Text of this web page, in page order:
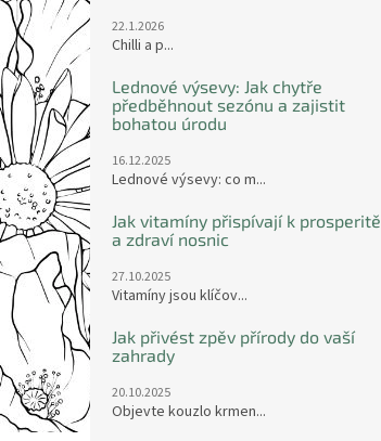
22.1.2026
Chilli a p...
Lednové výsevy: Jak chytře
předběhnout sezónu a zajistit
bohatou úrodu
16.12.2025
Lednové výsevy: co m...
Jak vitamíny přispívají k prosperitě
a zdraví nosnic
27.10.2025
Vitamíny jsou klíčov...
Jak přivést zpěv přírody do vaší
zahrady
20.10.2025
Objevte kouzlo krmen...